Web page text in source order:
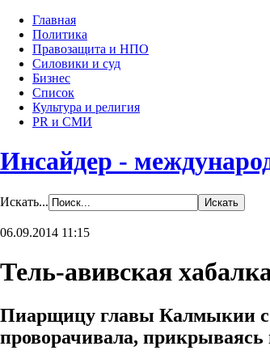
Главная
Политика
Правозащита и НПО
Силовики и суд
Бизнес
Список
Культура и религия
PR и СМИ
Инсайдер -
Искать...
06.09.2014 11:15
Тель-авивская
Пиарщицу главы Калмыкии
проворачивала,